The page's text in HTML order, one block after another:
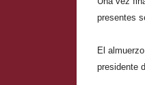
presentes
El
presidente